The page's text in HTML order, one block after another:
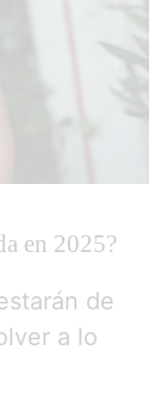
en 2025?
de
a lo